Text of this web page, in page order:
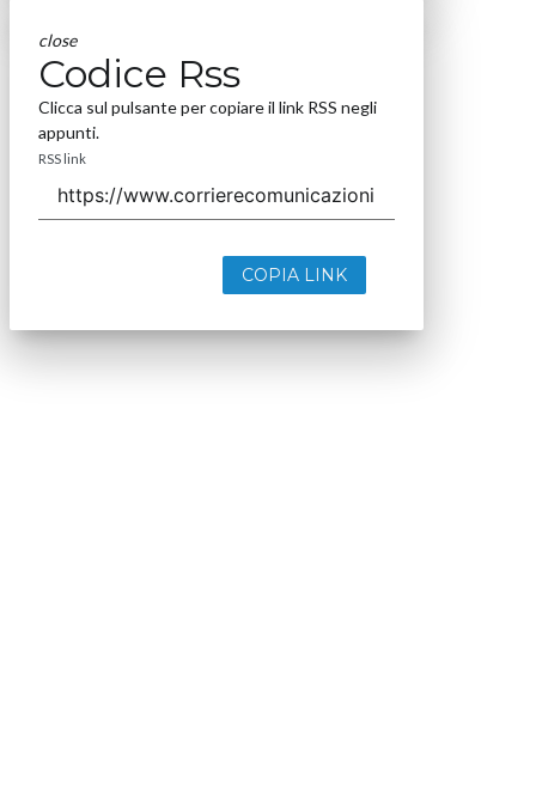
close
Codice Rss
Clicca sul pulsante per copiare il link RSS negli
appunti.
RSS link
COPIA LINK